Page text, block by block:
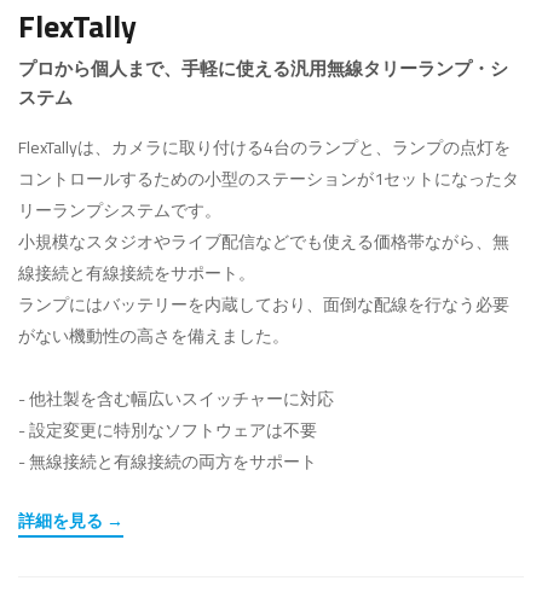
FlexTally
プロから個人まで、手軽に使える汎用無線タリーランプ・シ
ステム
FlexTallyは、カメラに取り付ける4台のランプと、ランプの点灯を
コントロールするための小型のステーションが1セットになったタ
リーランプシステムです。
小規模なスタジオやライブ配信などでも使える価格帯ながら、無
線接続と有線接続をサポート。
ランプにはバッテリーを内蔵しており、面倒な配線を行なう必要
がない機動性の高さを備えました。
- 他社製を含む幅広いスイッチャーに対応
- 設定変更に特別なソフトウェアは不要
- 無線接続と有線接続の両方をサポート
詳細を見る →